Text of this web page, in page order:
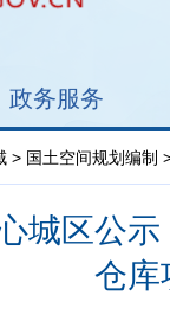
政务服务
> 国土空间规划编制
城区公
仓库